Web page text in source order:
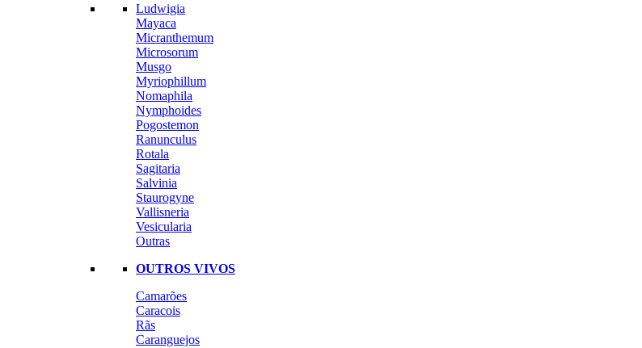
Ludwigia
Mayaca
Micranthemum
Microsorum
Musgo
Myriophillum
Nomaphila
Nymphoides
Pogostemon
Ranunculus
Rotala
Sagitaria
Salvinia
Staurogyne
Vallisneria
Vesicularia
Outras
OUTROS VIVOS
Camarões
Caracois
Rãs
Caranguejos